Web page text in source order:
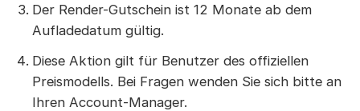
Der Render-Gutschein ist 12 Monate ab dem
Aufladedatum gültig.
Diese Aktion gilt für Benutzer des offiziellen
Preismodells. Bei Fragen wenden Sie sich bitte an
Ihren Account-Manager.